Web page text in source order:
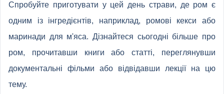
Спробуйте приготувати у цей день страви, де ром є
одним із інгредієнтів, наприклад, ромові кекси або
маринади для м'яса. Дізнайтеся сьогодні більше про
ром, прочитавши книги або статті, переглянувши
документальні фільми або відвідавши лекції на цю
тему.